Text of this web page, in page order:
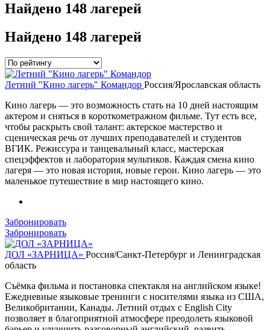
Найдено 148 лагерей
Найдено 148 лагерей
Летний "Кино лагерь" Командор Россия/Ярославская область
Кино лагерь — это возможность стать на 10 дней настоящим
актером и сняться в короткометражном фильме. Тут есть все,
чтобы раскрыть свой талант: актерское мастерство и
сценическая речь от лучших преподавателей и студентов
ВГИК. Режиссура и танцевальный класс, мастерская
спецэффектов и лаборатория мультиков. Каждая смена кино
лагеря — это новая история, новые герои. Кино лагерь — это
маленькое путешествие в мир настоящего кино.
Забронировать
Забронировать
ДОЛ «ЗАРНИЦА» Россия/Санкт-Петербург и Ленинградская
область
Съёмка фильма и постановка спектакля на английском языке!
Ежедневные языковые тренинги с носителями языка из США,
Великобритании, Канады. Летний отдых с English City
позволяет в благоприятной атмосфере преодолеть языковой